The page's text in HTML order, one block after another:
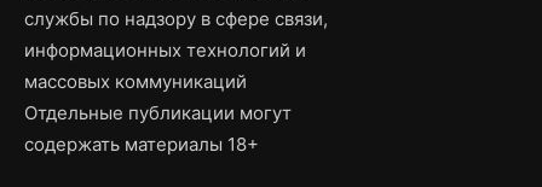
службы по надзору в сфере связи,
информационных технологий и
массовых коммуникаций
Отдельные публикации могут
содержать материалы 18+